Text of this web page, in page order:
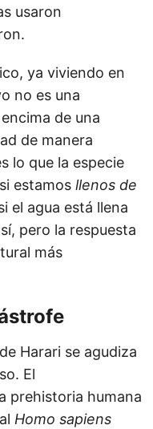
usaron
ya viviendo en
no es una
de una
de manera
lo que la especie
estamos llenos de
el agua está llena
pero la respuesta
más
Harari se agudiza
El
prehistoria humana
Homo sapiens